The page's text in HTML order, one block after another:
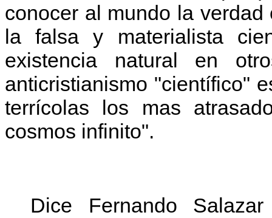
conocer al mundo la
la falsa y materialista
existencia natural en
anticristianismo "científico"
terrícolas los mas
cosmos infinito".
Dice Fernando